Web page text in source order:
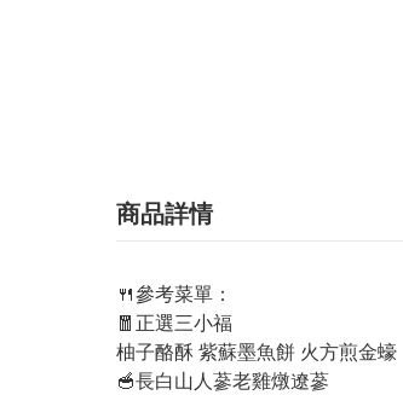
商品詳情
🍴參考菜單：
🧧正選三小福
柚子酪酥 紫蘇墨魚餅 火方煎金蠔
🥣長白山人蔘老雞燉遼蔘